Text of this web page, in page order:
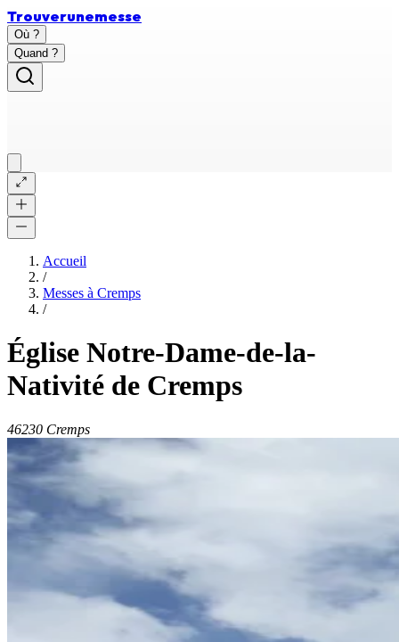
Trouverunemesse
Où ?
Quand ?
Accueil
/
Messes à Cremps
/
Église Notre-Dame-de-la-
Nativité de Cremps
46230 Cremps